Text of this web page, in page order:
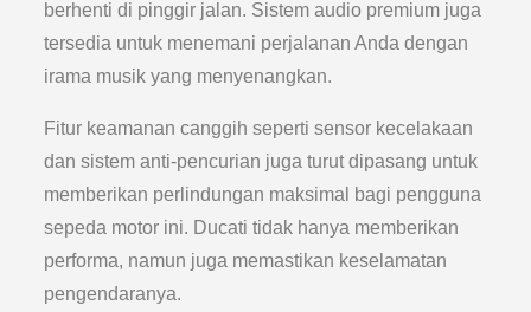
berhenti di pinggir jalan. Sistem audio premium juga
tersedia untuk menemani perjalanan Anda dengan
irama musik yang menyenangkan.
Fitur keamanan canggih seperti sensor kecelakaan
dan sistem anti-pencurian juga turut dipasang untuk
memberikan perlindungan maksimal bagi pengguna
sepeda motor ini. Ducati tidak hanya memberikan
performa, namun juga memastikan keselamatan
pengendaranya.